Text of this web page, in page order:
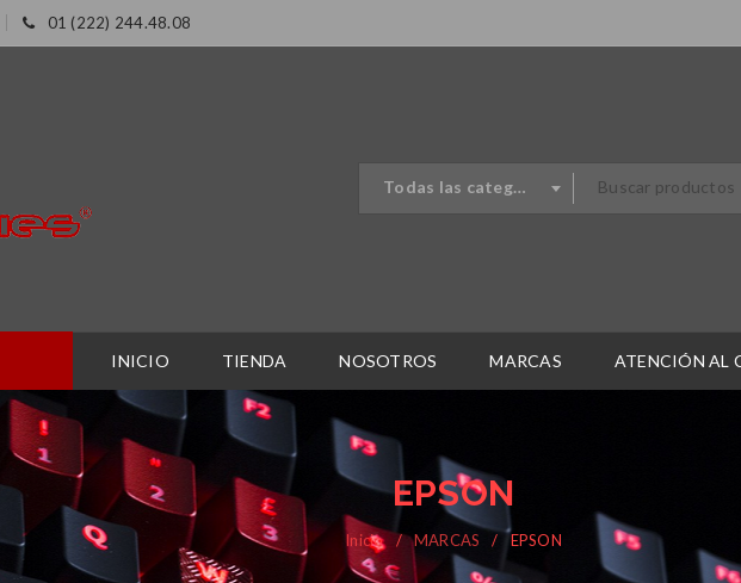
01 (222) 244.48.08
Todas las categorias
INICIO TIENDA NOSOTROS MARCAS ATENCIÓN AL
EPSON
Inicio / MARCAS / EPSON